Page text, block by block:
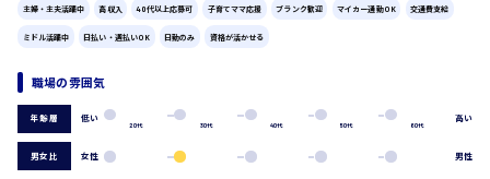
組立、加工
製造オペレーター
フォークリフト
介護・医療系
医師
時給1300円～
主婦・主夫活躍中 高収入 40代以上応募可 子育てママ応援 ブランク歓迎 マイカー通勤OK 交通費支給
ミドル活躍中 日払い・週払いOK 日勤のみ 資格が活かせる
職場の雰囲気
年齢層 低い
20代 30代 40代 50代 60代
高い
男女比 女性 男性